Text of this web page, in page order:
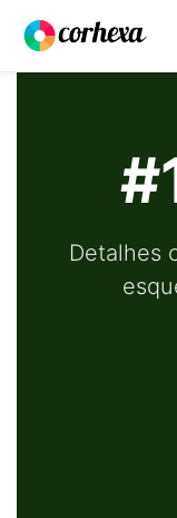
Detalhes